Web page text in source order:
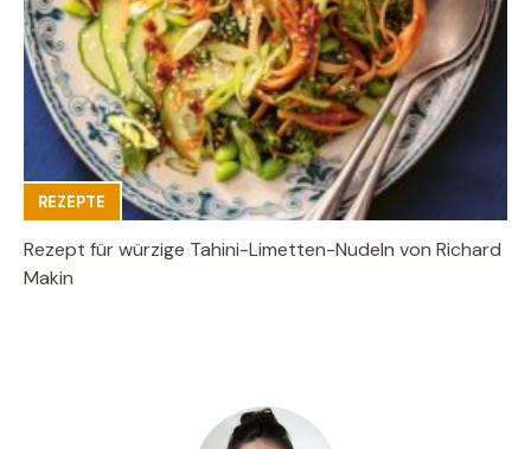
REZEPTE
Rezept für würzige Tahini-Limetten-Nudeln von Richard
Makin